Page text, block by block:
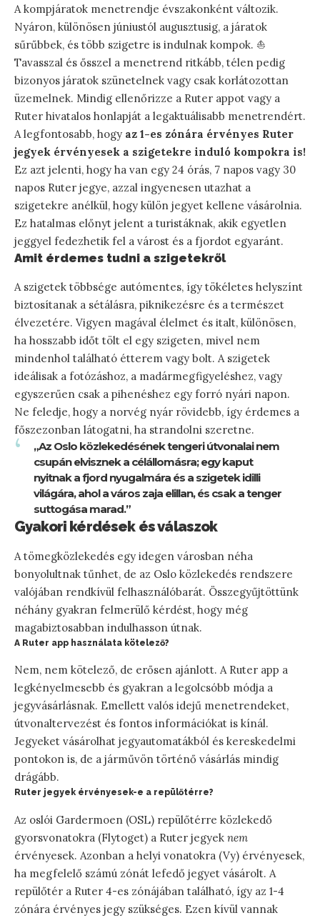
A kompjáratok menetrendje évszakonként változik.
Nyáron, különösen júniustól augusztusig, a járatok
sűrűbbek, és több szigetre is indulnak kompok. ⛵
Tavasszal és ősszel a menetrend ritkább, télen pedig
bizonyos járatok szünetelnek vagy csak korlátozottan
üzemelnek. Mindig ellenőrizze a Ruter appot vagy a
Ruter hivatalos honlapját a legaktuálisabb menetrendért.
A legfontosabb, hogy az 1-es zónára érvényes Ruter
jegyek érvényesek a szigetekre induló kompokra is!
Ez azt jelenti, hogy ha van egy 24 órás, 7 napos vagy 30
napos Ruter jegye, azzal ingyenesen utazhat a
szigetekre anélkül, hogy külön jegyet kellene vásárolnia.
Ez hatalmas előnyt jelent a turistáknak, akik egyetlen
jeggyel fedezhetik fel a várost és a fjordot egyaránt.
Amit érdemes tudni a szigetekről
A szigetek többsége autómentes, így tökéletes helyszínt
biztosítanak a sétálásra, piknikezésre és a természet
élvezetére. Vigyen magával élelmet és italt, különösen,
ha hosszabb időt tölt el egy szigeten, mivel nem
mindenhol található étterem vagy bolt. A szigetek
ideálisak a fotózáshoz, a madármegfigyeléshez, vagy
egyszerűen csak a pihenéshez egy forró nyári napon.
Ne feledje, hogy a norvég nyár rövidebb, így érdemes a
főszezonban látogatni, ha strandolni szeretne.
„Az Oslo közlekedésének tengeri útvonalai nem
csupán elvisznek a célállomásra; egy kaput
nyitnak a fjord nyugalmára és a szigetek idilli
világára, ahol a város zaja elillan, és csak a tenger
suttogása marad.”
Gyakori kérdések és válaszok
A tömegközlekedés egy idegen városban néha
bonyolultnak tűnhet, de az Oslo közlekedés rendszere
valójában rendkívül felhasználóbarát. Összegyűjtöttünk
néhány gyakran felmerülő kérdést, hogy még
magabiztosabban indulhasson útnak.
A Ruter app használata kötelező?
Nem, nem kötelező, de erősen ajánlott. A Ruter app a
legkényelmesebb és gyakran a legolcsóbb módja a
jegyvásárlásnak. Emellett valós idejű menetrendeket,
útvonaltervezést és fontos információkat is kínál.
Jegyeket vásárolhat jegyautomatákból és kereskedelmi
pontokon is, de a járművön történő vásárlás mindig
drágább.
Ruter jegyek érvényesek-e a repülőtérre?
Az oslói Gardermoen (OSL) repülőtérre közlekedő
gyorsvonatokra (Flytoget) a Ruter jegyek nem
érvényesek. Azonban a helyi vonatokra (Vy) érvényesek,
ha megfelelő számú zónát lefedő jegyet vásárolt. A
repülőtér a Ruter 4-es zónájában található, így az 1-4
zónára érvényes jegy szükséges. Ezen kívül vannak